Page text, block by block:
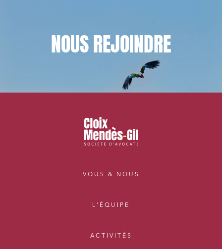
NOUSREJOINDRE
VOUS & NOUS
L'ÉQUIPE
ACTIVITÉS